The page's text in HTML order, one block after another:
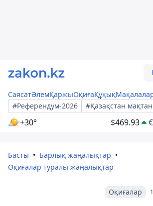
СаясатӘлемҚаржыОқиғаҚұқық
#Референдум-2026
#Қазақстан
+30° $469.93 €
Басты
Барлық жаңалықтар
Оқиғалар туралы жаңалықтар
Оқиғалар